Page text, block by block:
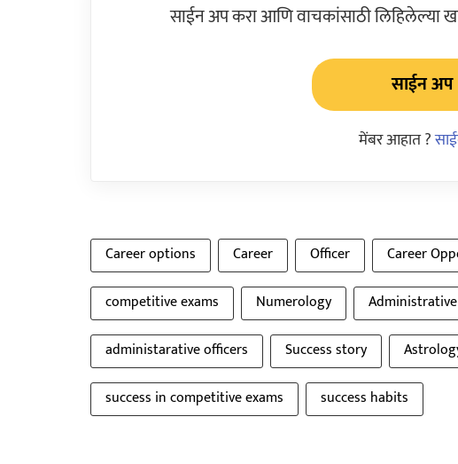
साईन अप करा आणि वाचकांसाठी लिहिलेल्या
साईन अप
मेंबर आहात ?
Career options Career Officer Career
competitive exams
Numerology
administarative officers
Success story
success in competitive exams
success habits